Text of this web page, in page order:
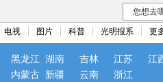
您想去
电视 图片 科普 光明报系 更
黑龙江 湖南 吉林 江苏
江
内蒙古 新疆 云南 浙江